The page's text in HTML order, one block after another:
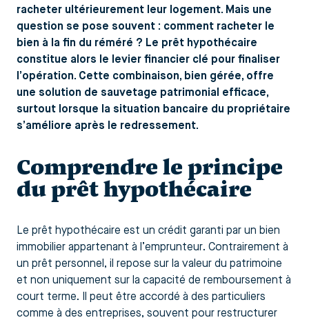
racheter ultérieurement leur logement. Mais une
question se pose souvent : comment racheter le
bien à la fin du réméré ? Le prêt hypothécaire
constitue alors le levier financier clé pour finaliser
l’opération. Cette combinaison, bien gérée, offre
une solution de sauvetage patrimonial efficace,
surtout lorsque la situation bancaire du propriétaire
s’améliore après le redressement.
Comprendre le principe
du prêt hypothécaire
Le prêt hypothécaire est un crédit garanti par un bien
immobilier appartenant à l’emprunteur. Contrairement à
un prêt personnel, il repose sur la valeur du patrimoine
et non uniquement sur la capacité de remboursement à
court terme. Il peut être accordé à des particuliers
comme à des entreprises, souvent pour restructurer